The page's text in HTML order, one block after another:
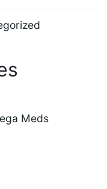
Meds